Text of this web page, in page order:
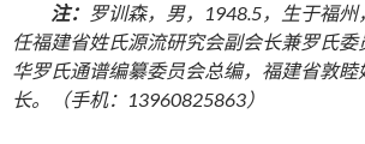
注： 罗训森，男，
1948.5，生于福
任福建省姓氏源流研究会副会长兼罗氏
华罗氏通谱编纂委员会总编，福建省敦
长。（手机：13960825863）